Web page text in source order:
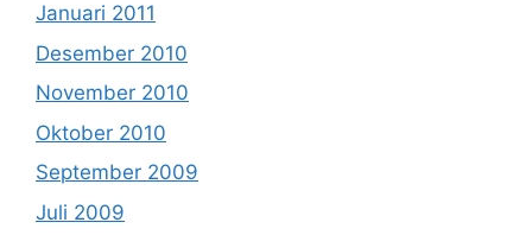
Januari 2011
Desember 2010
November 2010
Oktober 2010
September 2009
Juli 2009